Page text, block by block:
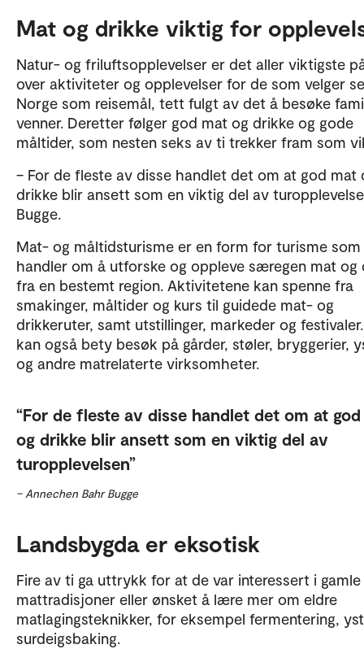
Mat og drikke viktig for
Natur- og friluftsopplevelser er det aller viktigste
over aktiviteter og opplevelser for de som velger
Norge som reisemål, tett fulgt av det å besøke
venner. Deretter følger god mat og drikke og gode
måltider, som nesten seks av ti trekker fram som
– For de fleste av disse handlet det om at god mat
drikke blir ansett som en viktig del av
Bugge.
Mat- og måltidsturisme er en form for turisme som
handler om å utforske og oppleve særegen mat og
fra en bestemt region. Aktivitetene kan spenne fra
smakinger, måltider og kurs til guidede mat- og
drikkeruter, samt utstillinger, markeder og
kan også bety besøk på gårder, støler, bryggerier,
og andre matrelaterte virksomheter.
For de fleste av disse handlet det om at
og drikke blir ansett som en viktig del av
turopplevelsen
– Annechen Bahr Bugge
Landsbygda er eksotisk
Fire av ti ga uttrykk for at de var interessert i gamle
mattradisjoner eller ønsket å lære mer om eldre
matlagingsteknikker, for eksempel fermentering,
surdeigsbaking.